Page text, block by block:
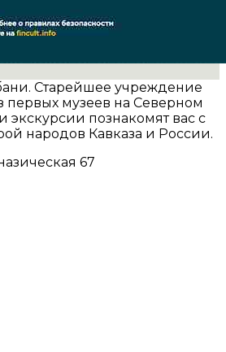
Старейшее учреждение
первых музеев на Северном
экскурсии познакомят вас с
народов Кавказа и России.
67